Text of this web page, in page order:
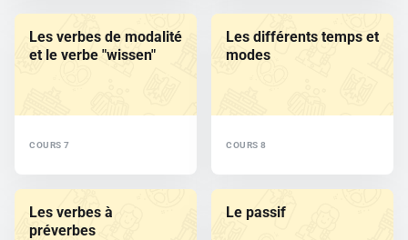
Les verbes de modalité
et le verbe "wissen"
COURS 7
Les différents temps et
modes
COURS 8
Les verbes à
préverbes
Le passif